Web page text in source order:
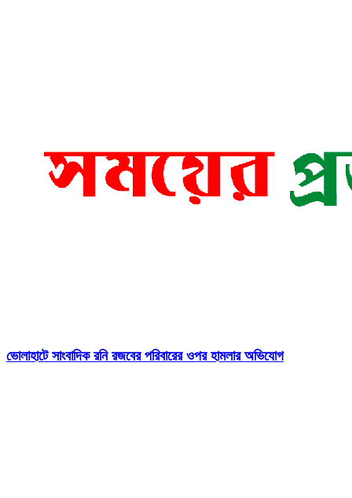
ভোলাহাটে সাংবাদিক রনি রজবের পরিবারের ওপর হামলার অভিযোগ